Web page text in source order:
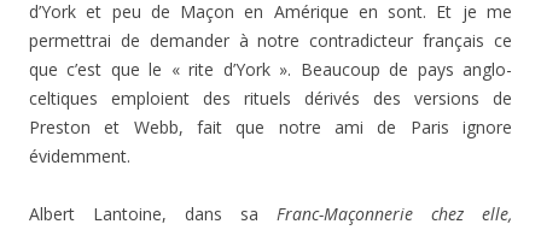
d’York et peu de Maçon en Amérique en sont. Et je me
permettrai de demander à notre contradicteur français ce
que c’est que le « rite d’York ». Beaucoup de pays anglo-
celtiques emploient des rituels dérivés des versions de
Preston et Webb, fait que notre ami de Paris ignore
évidemment.
Albert Lantoine, dans sa Franc-Maçonnerie chez elle,